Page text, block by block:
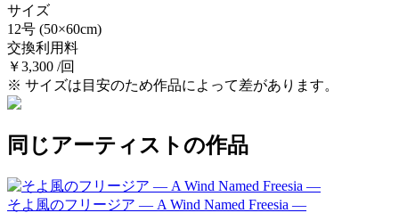
サイズ
12号 (50×60cm)
交換利用料
￥3,300 /回
※ サイズは目安のため作品によって差があります。
同じアーティストの作品
そよ風のフリージア ― A Wind Named Freesia ―